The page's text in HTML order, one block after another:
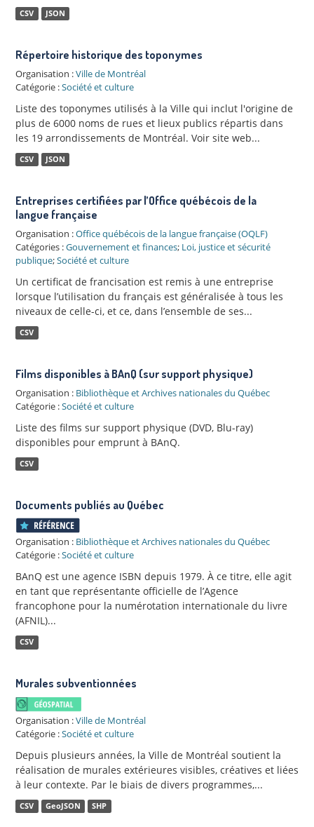
CSV JSON
Répertoire historique des toponymes
Organisation :Ville de Montréal
Catégorie :Société et culture
Liste des toponymes utilisés à la Ville qui inclut l'origine de
plus de 6000 noms de rues et lieux publics répartis dans
les 19 arrondissements de Montréal. Voir site web...
CSV JSON
Entreprises certifiées par l’Office québécois de la
langue française
Organisation :Office québécois de la langue française (OQLF)
Catégories :Gouvernement et finances; Loi, justice et sécurité
publique;Société et culture
Un certificat de francisation est remis à une entreprise
lorsque l’utilisation du français est généralisée à tous les
niveaux de celle-ci, et ce, dans l’ensemble de ses...
CSV
Films disponibles à BAnQ (sur support physique)
Organisation : Bibliothèque et Archives nationales du Québec
Catégorie :Société et culture
Liste des films sur support physique (DVD, Blu-ray)
disponibles pour emprunt à BAnQ.
CSV
Documents publiés au Québec
Organisation : Bibliothèque et Archives nationales du Québec
Catégorie :Société et culture
BAnQ est une agence ISBN depuis 1979. À ce titre, elle agit
en tant que représentante officielle de l’Agence
francophone pour la numérotation internationale du livre
(AFNIL)...
CSV
Murales subventionnées
Organisation :Ville de Montréal
Catégorie :Société et culture
Depuis plusieurs années, la Ville de Montréal soutient la
réalisation de murales extérieures visibles, créatives et liées
à leur contexte. Par le biais de divers programmes,...
CSV GeoJSON SHP